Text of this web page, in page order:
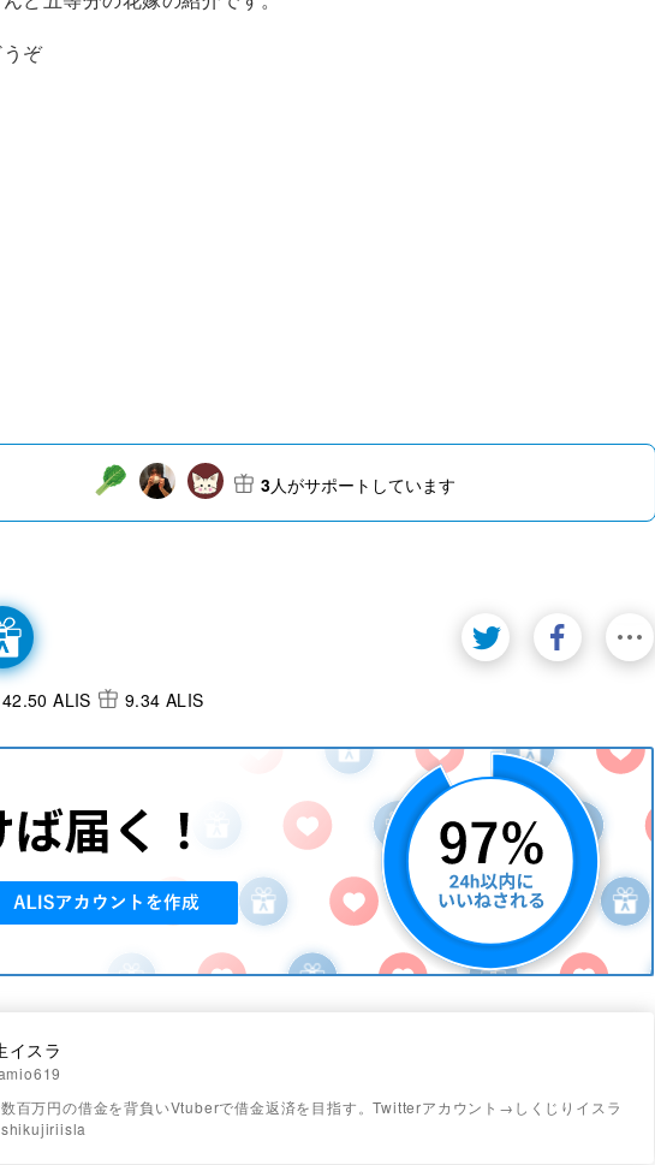
ぞ
3人がサポートしています
42.50 ALIS 9.34 ALIS
イスラ
百万円の借金を背負いVtuberで借金返済を目指す。Twitterアカウント→しくじりイスラ